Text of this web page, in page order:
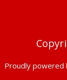
Proudly powered